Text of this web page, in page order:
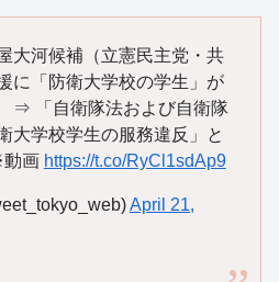
大河候補（立憲民主党・共
に「防衛大学校の学生」が
⇒ 「自衛隊法および自衛隊
大学校学生の服務違反」と
画 https://t.co/RyCl1sdAp9
April 21,